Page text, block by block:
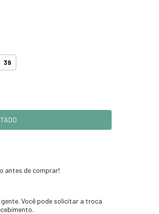
39
antes de comprar!
Você pode solicitar a troca